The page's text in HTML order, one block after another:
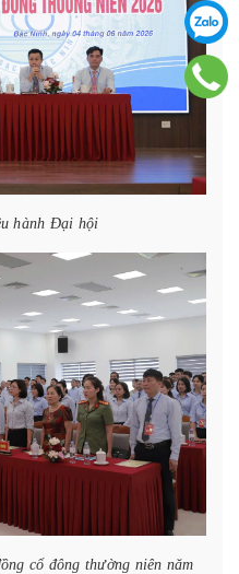
hành Đại hội
cổ đông thường niên năm